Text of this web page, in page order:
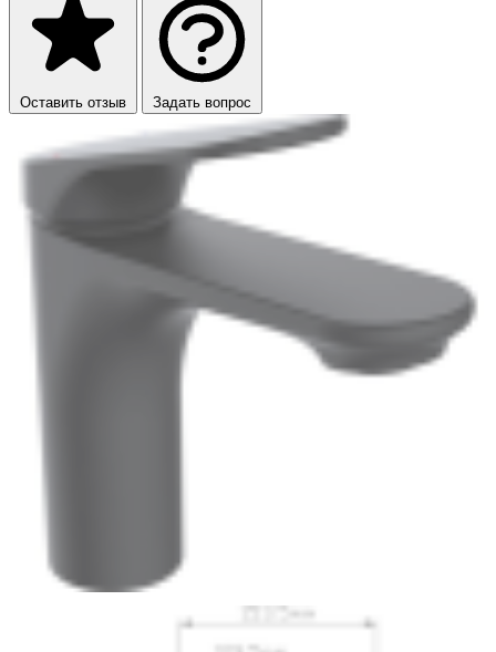
Оставить отзыв Задать вопрос